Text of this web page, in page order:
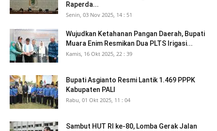
Raperda...
Senin, 03 Nov 2025, 14 : 51
Wujudkan Ketahanan Pangan Daerah, Bupati
Muara Enim Resmikan Dua PLTS Irigasi...
Kamis, 16 Okt 2025, 22 : 39
Bupati Asgianto Resmi Lantik 1.469 PPPK
Kabupaten PALI
Rabu, 01 Okt 2025, 11 : 04
Sambut HUT RI ke-80, Lomba Gerak Jalan